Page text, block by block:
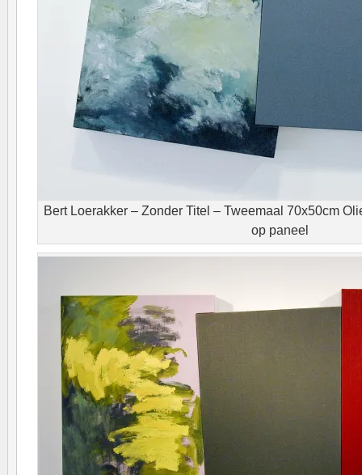
Bert Loerakker – Zonder Titel – Tweemaal 70x50cm
op paneel